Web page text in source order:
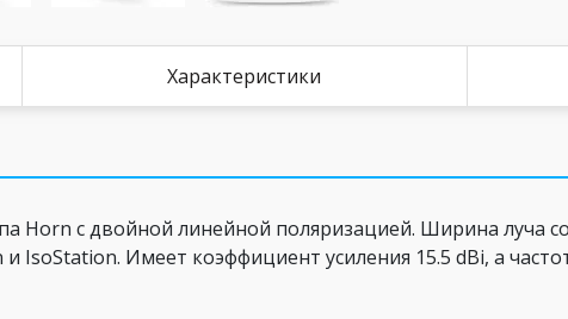
Характеристики
Horn с двойной линейной поляризацией. Ширина луча
IsoStation. Имеет коэффициент усиления 15.5 dBi, а